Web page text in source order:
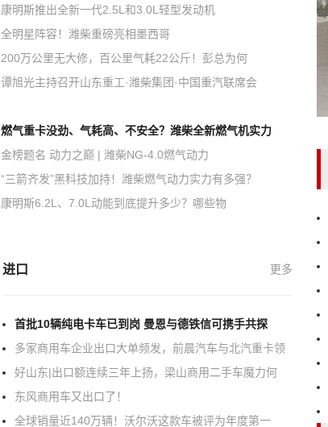
康明斯推出全新一代2.5L和3.0L轻型发动机
全明星阵容！潍柴重磅亮相墨西哥
200万公里无大修，百公里气耗22公斤！彭总为何
谭旭光主持召开山东重工·潍柴集团·中国重汽联席会
燃气重卡没劲、气耗高、不安全？潍柴全新燃气机实力
金榜题名 动力之巅 | 潍柴NG-4.0燃气动力
“三箭齐发”黑科技加持！潍柴燃气动力实力有多强？
康明斯6.2L、7.0L动能到底提升多少？哪些物
进口 更多
首批10辆纯电卡车已到岗 曼恩与德铁信可携手共探
多家商用车企业出口大单频发，前晨汽车与北汽重卡领
好山东|出口额连续三年上扬，梁山商用二手车魔力何
东风商用车又出口了！
全球销量近140万辆！沃尔沃这款车被评为年度第一